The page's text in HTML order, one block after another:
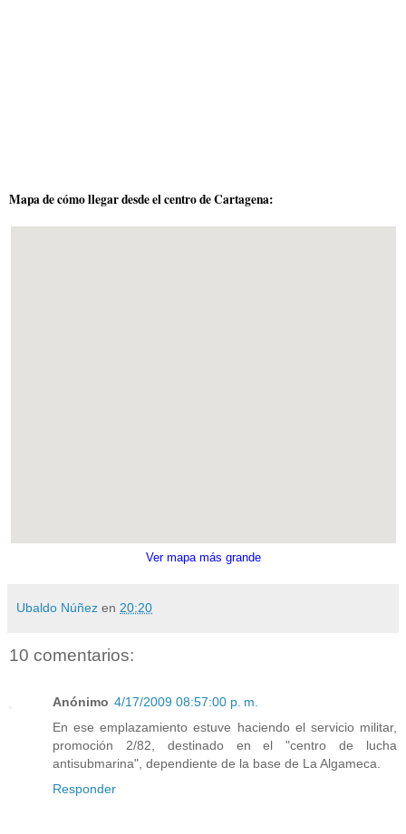
Mapa de cómo llegar desde el centro de Cartagena:
Ver mapa más grande
Ubaldo Núñez en 20:20
10 comentarios:
Anónimo 4/17/2009 08:57:00 p. m.
En ese emplazamiento estuve haciendo el servicio militar,
promoción 2/82, destinado en el "centro de lucha
antisubmarina", dependiente de la base de La Algameca.
Responder